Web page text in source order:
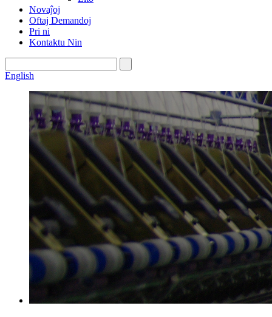
Novaĵoj
Oftaj Demandoj
Pri ni
Kontaktu Nin
English